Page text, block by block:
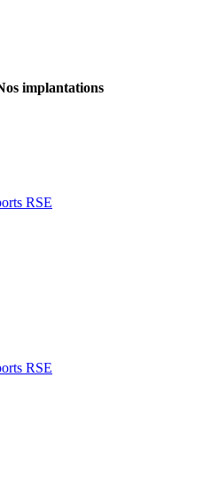
implantations
RSE
RSE